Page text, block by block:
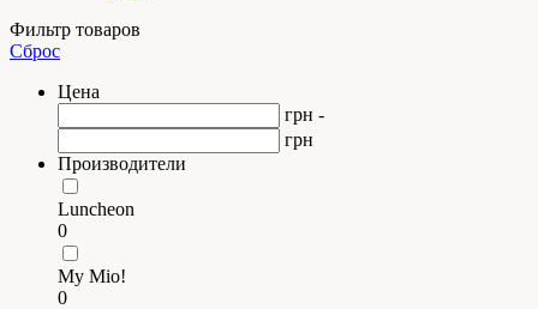
Фильтр товаров
Сброс
Цена
грн -
грн
Производители
Luncheon
0
My Mio!
0